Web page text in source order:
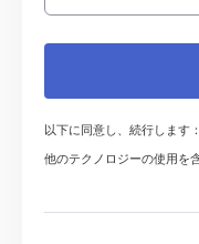
以下に同意し、続行します：
他のテクノロジーの使用を